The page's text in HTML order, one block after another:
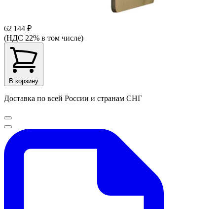
62 144 ₽
(НДС 22% в том числе)
В корзину
Доставка по всей России и странам СНГ